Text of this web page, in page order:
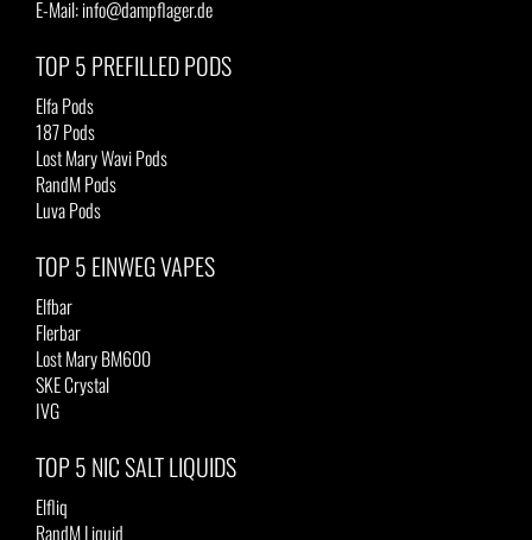
E-Mail: info@dampflager.de
TOP 5 PREFILLED PODS
Elfa Pods
187 Pods
Lost Mary Wavi Pods
RandM Pods
Luva Pods
TOP 5 EINWEG VAPES
Elfbar
Flerbar
Lost Mary BM600
SKE Crystal
IVG
TOP 5 NIC SALT LIQUIDS
Elfliq
RandM Liquid